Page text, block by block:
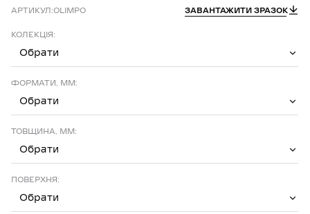
АРТИКУЛ:OLIMPO ЗАВАНТАЖИТИ ЗРАЗОК
КОЛЕКЦІЯ:
Обрати
ФОРМАТИ, ММ:
Обрати
ТОВЩИНА, ММ:
Обрати
ПОВЕРХНЯ:
Обрати